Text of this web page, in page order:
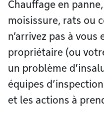
Chauffage en
moisissure, rats ou
n’arrivez pas à
propriétaire (ou
un problème
équipes
et les actions à